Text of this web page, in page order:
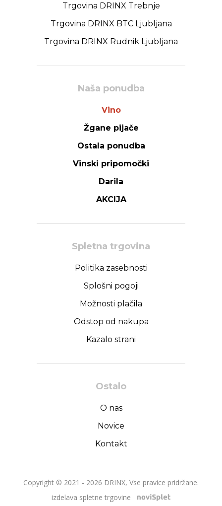
Trgovina DRINX Trebnje
Trgovina DRINX BTC Ljubljana
Trgovina DRINX Rudnik Ljubljana
Naša ponudba
Vino
Žgane pijače
Ostala ponudba
Vinski pripomočki
Darila
AKCIJA
Spletna trgovina
Politika zasebnosti
Splošni pogoji
Možnosti plačila
Odstop od nakupa
Kazalo strani
Ostalo
O nas
Novice
Kontakt
Copyright © 2021 - 2026 DRINX, Vse pravice pridržane.
izdelava spletne trgovine